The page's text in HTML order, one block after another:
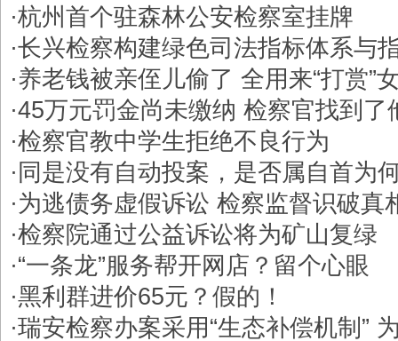
·杭州首个驻森林公安检察室挂牌
·长兴检察构建绿色司法指标体系与
·养老钱被亲侄儿偷了 全用来“打赏”
·45万元罚金尚未缴纳 检察官找到了
·检察官教中学生拒绝不良行为
· 同是没有自动投案，是否属自首为
·为逃债务虚假诉讼 检察监督识破真
·检察院通过公益诉讼将为矿山复绿
·“一条龙”服务帮开网店？留个心眼
·黑利群进价65元？假的！
·瑞安检察办案采用“生态补偿机制”